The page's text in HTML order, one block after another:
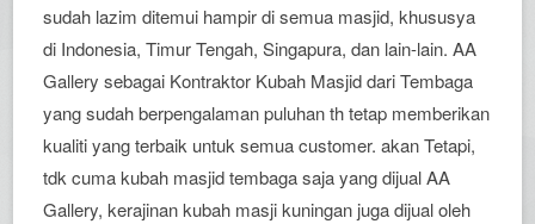
sudah lazim ditemui hampir di semua masjid, khususya
di Indonesia, Timur Tengah, Singapura, dan lain-lain. AA
Gallery sebagai Kontraktor Kubah Masjid dari Tembaga
yang sudah berpengalaman puluhan th tetap memberikan
kualiti yang terbaik untuk semua customer. akan Tetapi,
tdk cuma kubah masjid tembaga saja yang dijual AA
Gallery, kerajinan kubah masji kuningan juga dijual oleh